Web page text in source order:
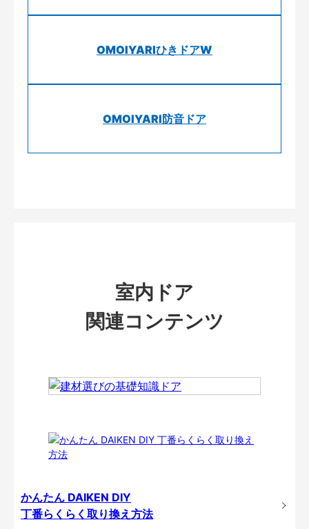
OMOIYARIひきドアW
OMOIYARI防音ドア
室内ドア
関連コンテンツ
かんたん DAIKEN DIY
丁番らくらく取り換え方法